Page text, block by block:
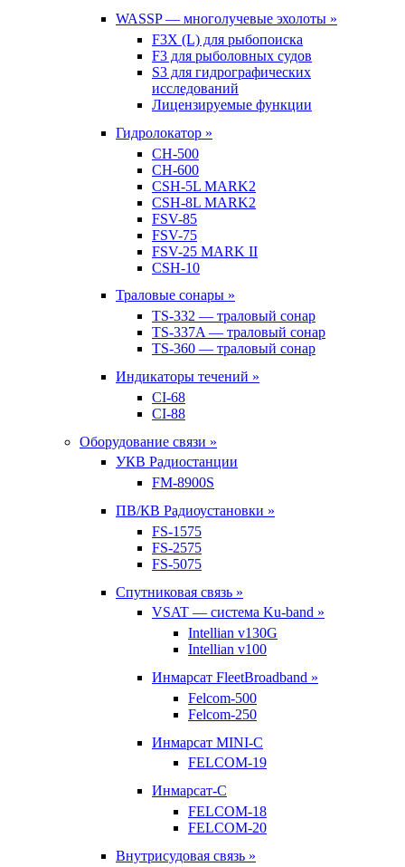
WASSP — многолучевые эхолоты »
F3X (L) для рыбопоиска
F3 для рыболовных судов
S3 для гидрографических
исследований
Лицензируемые функции
Гидролокатор »
CH-500
CH-600
CSH-5L MARK2
CSH-8L MARK2
FSV-85
FSV-75
FSV-25 MARK II
CSH-10
Траловые сонары »
TS-332 — траловый сонар
TS-337A — траловый сонар
TS-360 — траловый сонар
Индикаторы течений »
CI-68
CI-88
Оборудование связи »
УКВ Радиостанции
FM-8900S
ПВ/КВ Радиоустановки »
FS-1575
FS-2575
FS-5075
Спутниковая связь »
VSAT — система Ku-band »
Intellian v130G
Intellian v100
Инмарсат FleetBroadband »
Felcom-500
Felcom-250
Инмарсат MINI-C
FELCOM-19
Инмарсат-С
FELCOM-18
FELCOM-20
Внутрисудовая связь »